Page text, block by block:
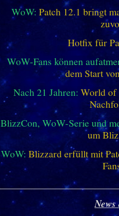
WoW: Patch 12.1 bringt
Hotfix für
WoW-Fans können
dem Start
Nach 21 Jahren: World of
BlizzCon, WoW-Serie und
um
WoW: Blizzard erfüllt mit